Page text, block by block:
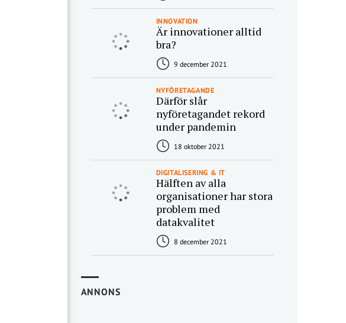
INNOVATION
Är innovationer alltid
bra?
9 december 2021
NYFÖRETAGANDE
Därför slår
nyföretagandet rekord
under pandemin
18 oktober 2021
DIGITALISERING & IT
Hälften av alla
organisationer har stora
problem med
datakvalitet
8 december 2021
ANNONS